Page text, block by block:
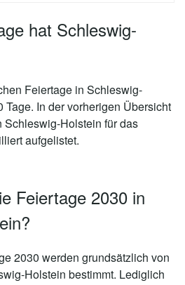
hat Schleswig-
Feiertage in Schleswig-
Tage. In der vorherigen Übersicht
Holstein für das
aufgelistet.
Feiertage 2030 in
2030 werden grundsätzlich von
Holstein bestimmt. Lediglich